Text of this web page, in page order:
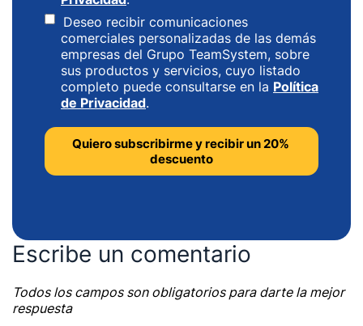
Deseo recibir comunicaciones
comerciales personalizadas de las demás
empresas del Grupo TeamSystem, sobre
sus productos y servicios, cuyo listado
completo puede consultarse en la Política
de Privacidad.
Escribe un comentario
Todos los campos son obligatorios para darte la mejor
respuesta